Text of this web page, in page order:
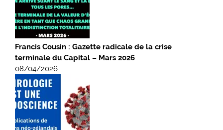
Francis Cousin : Gazette radicale de la crise
terminale du Capital – Mars 2026
08/04/2026